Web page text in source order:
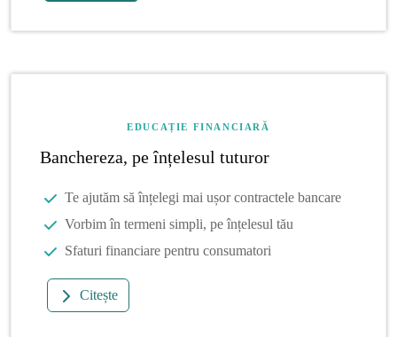
EDUCAȚIE FINANCIARĂ
Banchereza, pe înțelesul tuturor
Te ajutăm să înțelegi mai ușor contractele bancare
Vorbim în termeni simpli, pe înțelesul tău
Sfaturi financiare pentru consumatori
Citește